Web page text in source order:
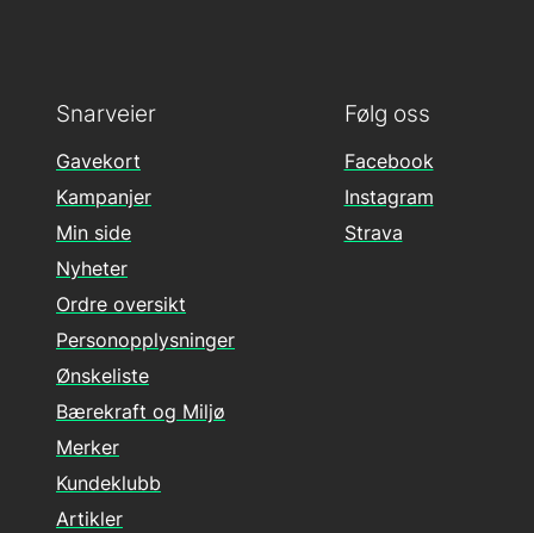
Følg oss
Facebook
Instagram
Strava
Snarveier
Gavekort
Kampanjer
Min side
Nyheter
Ordre oversikt
Personopplysninger
Ønskeliste
Bærekraft og Miljø
Merker
Kundeklubb
Artikler